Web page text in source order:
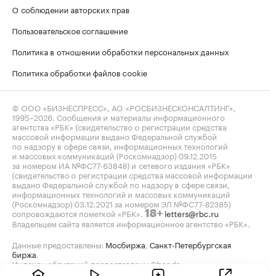
О соблюдении авторских прав
Пользовательское соглашение
Политика в отношении обработки персональных данных
Политика обработки файлов cookie
© ООО «БИЗНЕСПРЕСС», АО «РОСБИЗНЕСКОНСАЛТИНГ»,
1995–2026 . Сообщения и материалы информационного
агентства «РБК» (свидетельство о регистрации средства
массовой информации выдано Федеральной службой
по надзору в сфере связи, информационных технологий
и массовых коммуникаций (Роскомнадзор) 09.12.2015
за номером ИА №ФС77-63848) и сетевого издания «РБК»
(свидетельство о регистрации средства массовой информации
выдано Федеральной службой по надзору в сфере связи,
информационных технологий и массовых коммуникаций
(Роскомнадзор) 03.12.2021 за номером ЭЛ №ФС77-82385)
сопровождаются пометкой «РБК». 18+ letters@rbc.ru
Владельцем сайта является информационное агентство «РБК».
Данные предоставлены: Мосбиржа Санкт-Петербургская
биржа
Индексы облигаций предоставлены Cbonds.